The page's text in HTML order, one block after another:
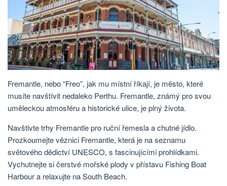
Fremantle, nebo “Freo”, jak mu místní říkají, je město, které
musíte navštívit nedaleko Perthu. Fremantle, známý pro svou
uměleckou atmosféru a historické ulice, je plný života.
Navštivte trhy Fremantle pro ruční řemesla a chutné jídlo.
Prozkoumejte věznici Fremantle, která je na seznamu
světového dědictví UNESCO, s fascinujícími prohlídkami.
Vychutnejte si čerstvé mořské plody v přístavu Fishing Boat
Harbour a relaxujte na South Beach.